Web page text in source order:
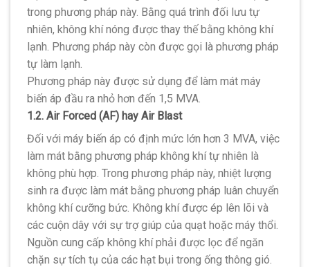
trong phương pháp này. Bằng quá trình đối lưu tự
nhiên, không khí nóng được thay thế bằng không khí
lạnh. Phương pháp này còn được gọi là phương pháp
tự làm lạnh.
Phương pháp này được sử dụng để làm mát máy
biến áp đầu ra nhỏ hơn đến 1,5 MVA.
1.2. Air Forced (AF) hay Air Blast
Đối với máy biến áp có định mức lớn hơn 3 MVA, việc
làm mát bằng phương pháp không khí tự nhiên là
không phù hợp. Trong phương pháp này, nhiệt lượng
sinh ra được làm mát bằng phương pháp luân chuyển
không khí cưỡng bức. Không khí được ép lên lõi và
các cuộn dây với sự trợ giúp của quạt hoặc máy thổi.
Nguồn cung cấp không khí phải được lọc để ngăn
chặn sự tích tụ của các hạt bụi trong ống thông gió.